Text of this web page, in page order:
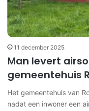
11 december 2025
Man levert
gemeentehuis
Het gemeentehuis van
nadat een inwoner een